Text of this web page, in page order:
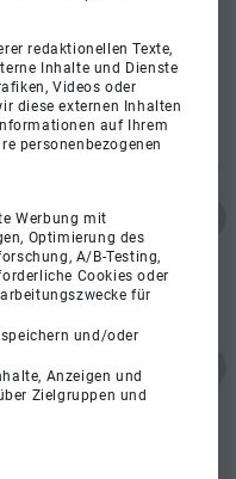
redaktionellen Texte,
Inhalte und Dienste
Videos oder
diese externen Inhalten
auf Ihrem
personenbezogenen
Werbung mit
Optimierung des
A/B-Testing,
Cookies oder
für
und/oder
Anzeigen und
Zielgruppen und